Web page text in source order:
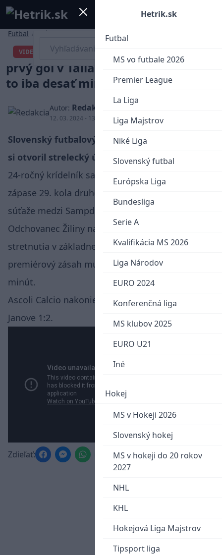
Mobile menu
Hetrik.sk
Futbal
MS vo futbale 2026
Premier League
La Liga
Liga Majstrov
Niké Liga
Slovenský futbal
Európska Liga
Bundesliga
Serie A
Kvalifikácia MS 2026
Liga Národov
EURO 2024
Konferenčná liga
MS klubov 2025
EURO U21
Iné
Hokej
MS v Hokeji 2026
Slovenský hokej
MS v hokeji do 20 rokov
2027
NHL
KHL
Hokejová Liga Majstrov
Tipsport liga
Futbal / Iné
VIDEO
Dávid Ďuriš strelil krásny
prvý gól v Taliansku. Potreboval na
to iba desať minút
Autor: Redakcia
12. 03. 2024 - 13:10
Slovenský futbalový reprezentant Dávid Ďuriš
si otvoril strelecký účet v Serii B.
24-ročný krídelník sa presadil v pondelňajšom
zápase 29. kola druhej najvyššej talianskej
súťaže medzi Sampdoriou a Ascoli Calcio.
Odchovanec Žiliny nastúpi iba do svojho prvého
stretnutia v základnej zostave, na prvý
premiérový zásah mu tak stačilo odohrať desať
minút.
Ascoli Calcio nakoniec prehralo na ihrisku v
Janove 1:2.
Zdieľať: